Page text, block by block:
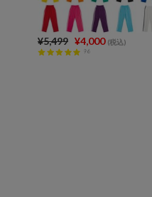
¥5,499 ¥4,000 (税込)
96